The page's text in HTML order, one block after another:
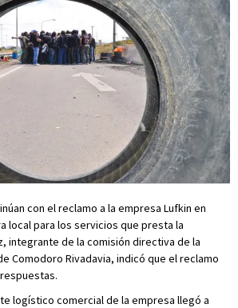
con el reclamo a la empresa Lufkin en
local para los servicios que presta la
integrante de la comisión directiva de la
Comodoro Rivadavia, indicó que el reclamo
logístico comercial de la empresa llegó a